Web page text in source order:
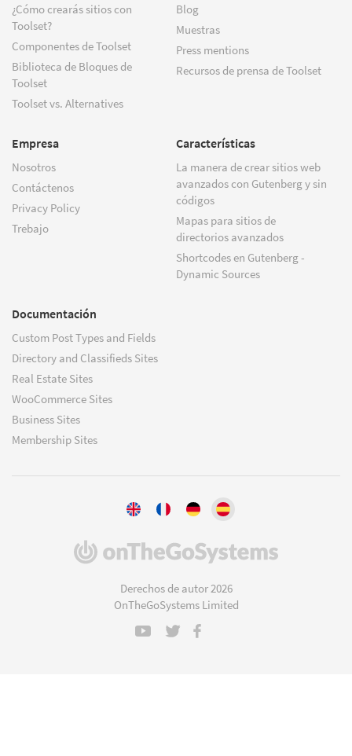
¿Cómo crearás sitios con
Toolset?
Componentes de Toolset
Biblioteca de Bloques de
Toolset
Toolset vs. Alternatives
Blog
Muestras
Press mentions
Recursos de prensa de Toolset
Empresa
Nosotros
Contáctenos
Privacy Policy
Trebajo
Características
La manera de crear sitios web
avanzados con Gutenberg y sin
códigos
Mapas para sitios de
directorios avanzados
Shortcodes en Gutenberg -
Dynamic Sources
Documentación
Custom Post Types and Fields
Directory and Classifieds Sites
Real Estate Sites
WooCommerce Sites
Business Sites
Membership Sites
(se
Derechos de autor 2026
OnTheGoSystems Limited